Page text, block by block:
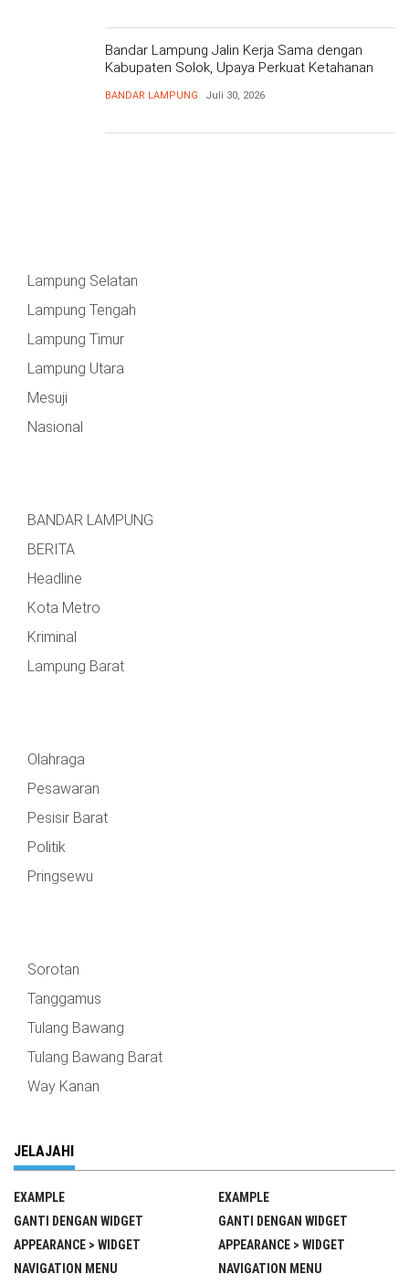
Bandar Lampung Jalin Kerja Sama dengan
Kabupaten Solok, Upaya Perkuat Ketahanan
BANDAR LAMPUNG Juli 30, 2026
Lampung Selatan
Lampung Tengah
Lampung Timur
Lampung Utara
Mesuji
Nasional
BANDAR LAMPUNG
BERITA
Headline
Kota Metro
Kriminal
Lampung Barat
Olahraga
Pesawaran
Pesisir Barat
Politik
Pringsewu
Sorotan
Tanggamus
Tulang Bawang
Tulang Bawang Barat
Way Kanan
JELAJAHI
EXAMPLE
GANTI DENGAN WIDGET
APPEARANCE > WIDGET
NAVIGATION MENU
EXAMPLE
GANTI DENGAN WIDGET
APPEARANCE > WIDGET
NAVIGATION MENU